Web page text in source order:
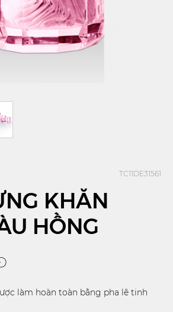
TC11DE31561
KHĂN
HỒNG
làm hoàn toàn bằng pha lê tinh